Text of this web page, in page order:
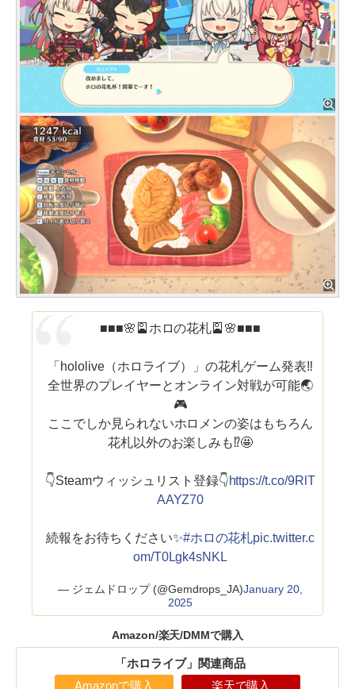
■■■🌸🎴ホロの花札🎴🌸■■■
「hololive（ホロライブ）」の花札ゲーム発表‼️
全世界のプレイヤーとオンライン対戦が可能🌏
🎮
ここでしか見られないホロメンの姿はもちろん
花札以外のお楽しみも⁉️🤩
👇Steamウィッシュリスト登録👇https://t.co/9RlT
AAYZ70
続報をお待ちください✨#ホロの花札pic.twitter.c
om/T0Lgk4sNKL
— ジェムドロップ (@Gemdrops_JA)January 20,
2025
Amazon/楽天/DMMで購入
「ホロライブ」関連商品
Amazonで購入 楽天で購入